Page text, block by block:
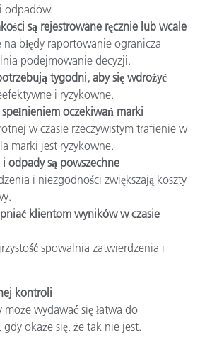
odpadów.
są rejestrowane ręcznie lub wcale
błędy raportowanie ogranicza
podejmowanie decyzji.
tygodni, aby się wdrożyć
i ryzykowne.
oczekiwań marki
w czasie rzeczywistym trafienie w
marki jest ryzykowne.
odpady są powszechne
i niezgodności zwiększają koszty
klientom wyników w czasie
spowalnia zatwierdzenia i
kontroli
wydawać się łatwa do
okaże się, że tak nie jest.